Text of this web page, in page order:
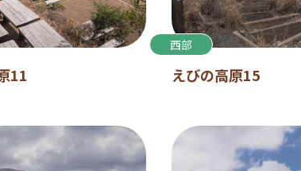
11
西部
えびの高原15